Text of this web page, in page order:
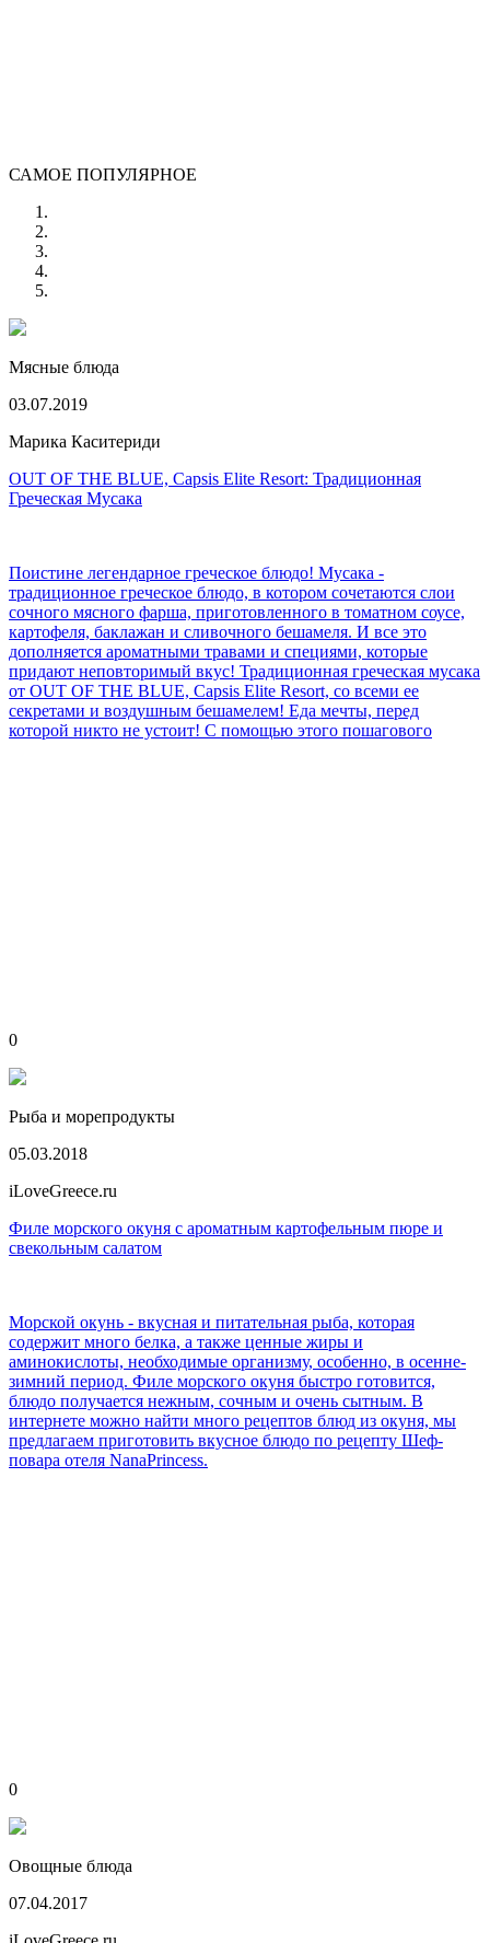
САМОЕ ПОПУЛЯРНОЕ
Мясные блюда
03.07.2019
Марика Каситериди
OUT OF THE BLUE, Capsis Elite Resort: Традиционная
Греческая Мусака
Поистине легендарное греческое блюдо! Мусака -
традиционное греческое блюдо, в котором сочетаются слои
сочного мясного фарша, приготовленного в томатном соусе,
картофеля, баклажан и сливочного бешамеля. И все это
дополняется ароматными травами и специями, которые
придают неповторимый вкус! Традиционная греческая мусака
от OUT OF THE BLUE, Capsis Elite Resort, со всеми ее
секретами и воздушным бешамелем! Еда мечты, перед
которой никто не устоит! С помощью этого пошагового
0
Рыба и морепродукты
05.03.2018
iLoveGreece.ru
Филе морского окуня с ароматным картофельным пюре и
свекольным салатом
Морской окунь - вкусная и питательная рыба, которая
содержит много белка, а также ценные жиры и
аминокислоты, необходимые организму, особенно, в осенне-
зимний период. Филе морского окуня быстро готовится,
блюдо получается нежным, сочным и очень сытным. В
интернете можно найти много рецептов блюд из окуня, мы
предлагаем приготовить вкусное блюдо по рецепту Шеф-
повара отеля NanaPrincess.
0
Овощные блюда
07.04.2017